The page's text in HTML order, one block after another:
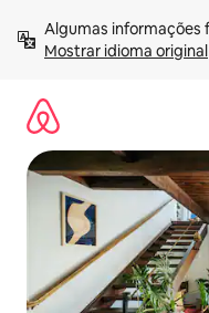
para
Mostrar idioma original